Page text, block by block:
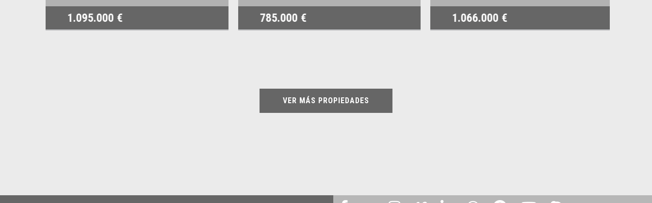
1.095.000 € 785.000 € 1.066.000 €
VER MÁS PROPIEDADES